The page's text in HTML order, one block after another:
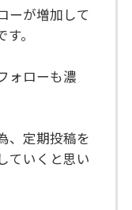
ーが増加して
。
ォローも濃
、定期投稿を
ていくと思い